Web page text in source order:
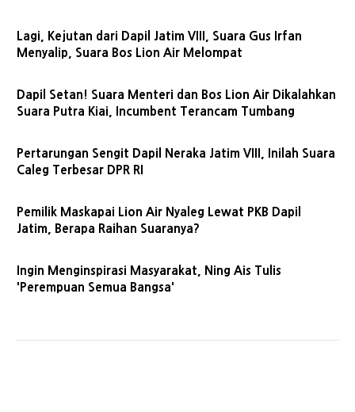
Lagi, Kejutan dari Dapil Jatim VIII, Suara Gus Irfan
Menyalip, Suara Bos Lion Air Melompat
Dapil Setan! Suara Menteri dan Bos Lion Air Dikalahkan
Suara Putra Kiai, Incumbent Terancam Tumbang
Pertarungan Sengit Dapil Neraka Jatim VIII, Inilah Suara
Caleg Terbesar DPR RI
Pemilik Maskapai Lion Air Nyaleg Lewat PKB Dapil
Jatim, Berapa Raihan Suaranya?
Ingin Menginspirasi Masyarakat, Ning Ais Tulis
'Perempuan Semua Bangsa'